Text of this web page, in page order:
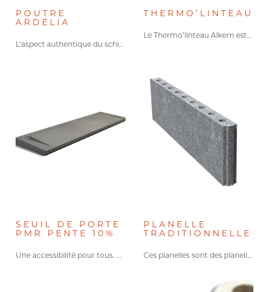
Aménagement extérieur
Planelles et rupteurs
Accessoires de murs
POUTRE
ARDÉLIA
L’aspect authentique du schiste apporte…
THERMO’LINTEAU
Le Thermo’linteau Alkern est un…
SEUIL DE PORTE
PMR PENTE 10%
Une accessibilité pour tous. Le…
PLANELLE
TRADITIONNELLE
Ces planelles sont des planelles…